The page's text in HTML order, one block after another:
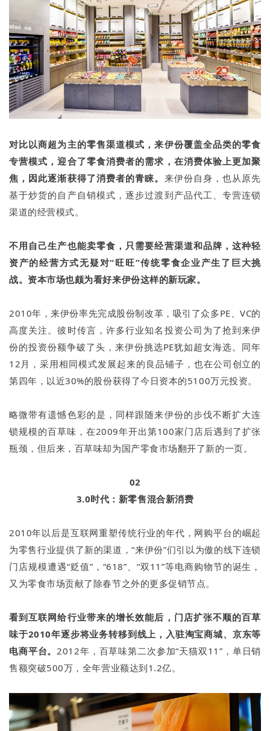
对比以商超为主的零售渠道模式，来伊份覆盖全品类的零食
专营模式，迎合了零食消费者的需求，在消费体验上更加聚
焦，因此逐渐获得了消费者的青睐。 来伊份自身，也从原先
基于炒货的自产自销模式，逐步过渡到产品代工、专营连锁
渠道的经营模式。
不用自己生产也能卖零食，只需要经营渠道和品牌，这种轻
资产的经营方式无疑对“旺旺”传统零食企业产生了巨大挑
战。资本市场也颇为看好来伊份这样的新玩家。
2010年，来伊份率先完成股份制改革，吸引了众多PE、VC的
高度关注。彼时传言，许多行业知名投资公司为了抢到来伊
份的投资份额争破了头，来伊份挑选PE犹如超女海选。同年
12月，采用相同模式发展起来的良品铺子，也在公司创立的
第四年，以近30%的股份获得了今日资本的5100万元投资。
略微带有遗憾色彩的是，同样跟随来伊份的步伐不断扩大连
锁规模的百草味，在2009年开出第100家门店后遇到了扩张
瓶颈，但后来，百草味却为国产零食市场翻开了新的一页。
02
3.0时代：新零售混合新消费
2010年以后是互联网重塑传统行业的年代，网购平台的崛起
为零售行业提供了新的渠道，“来伊份”们引以为傲的线下连锁
门店规模遭遇“贬值”，“618”、“双11”等电商购物节的诞生，
又为零食市场贡献了除春节之外的更多促销节点。
看到互联网给行业带来的增长效能后，门店扩张不顺的百草
味于2010年逐步将业务转移到线上，入驻淘宝商城、京东等
电商平台。 2012年，百草味第二次参加“天猫双11”，单日销
售额突破500万，全年营业额达到1.2亿。